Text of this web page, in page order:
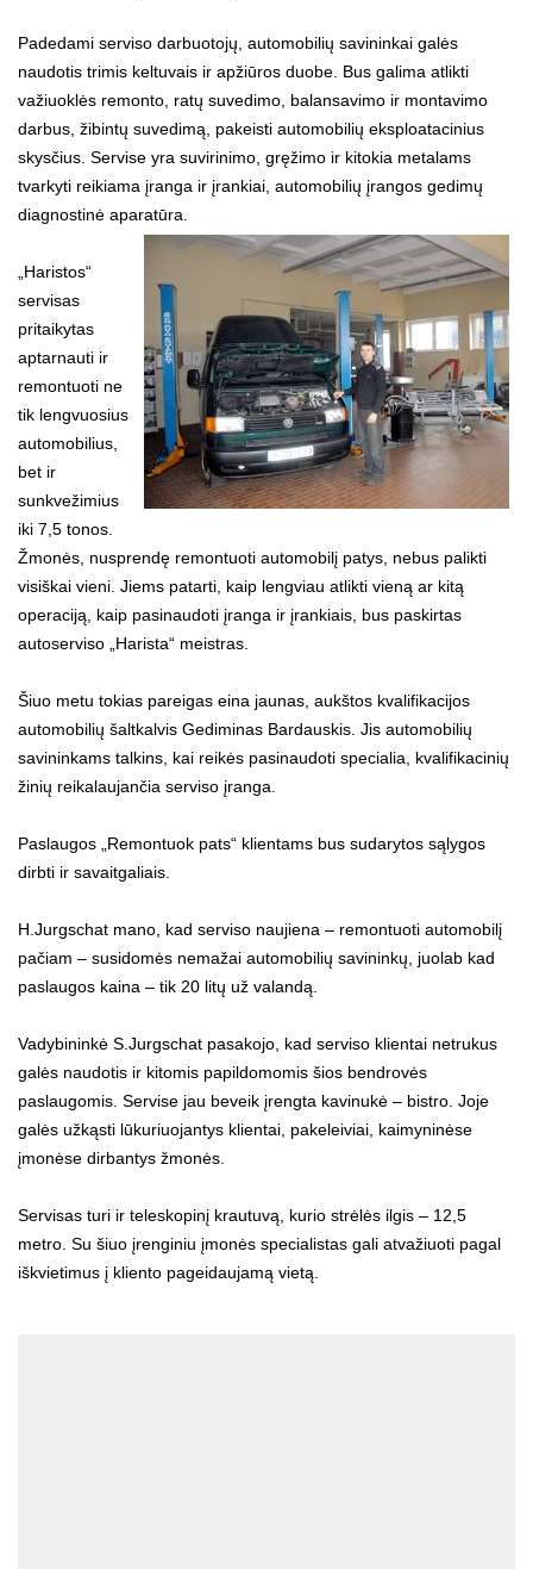
Padedami serviso darbuotojų, automobilių savininkai galės
naudotis trimis keltuvais ir apžiūros duobe. Bus galima atlikti
važiuoklės remonto, ratų suvedimo, balansavimo ir montavimo
darbus, žibintų suvedimą, pakeisti automobilių eksploatacinius
skysčius. Servise yra suvirinimo, gręžimo ir kitokia metalams
tvarkyti reikiama įranga ir įrankiai, automobilių įrangos gedimų
diagnostinė aparatūra.
„Haristos“
servisas
pritaikytas
aptarnauti ir
remontuoti ne
tik lengvuosius
automobilius,
bet ir
sunkvežimius
iki 7,5 tonos.
Žmonės, nusprendę remontuoti automobilį patys, nebus palikti
visiškai vieni. Jiems patarti, kaip lengviau atlikti vieną ar kitą
operaciją, kaip pasinaudoti įranga ir įrankiais, bus paskirtas
autoserviso „Harista“ meistras.
Šiuo metu tokias pareigas eina jaunas, aukštos kvalifikacijos
automobilių šaltkalvis Gediminas Bardauskis. Jis automobilių
savininkams talkins, kai reikės pasinaudoti specialia, kvalifikacinių
žinių reikalaujančia serviso įranga.
Paslaugos „Remontuok pats“ klientams bus sudarytos sąlygos
dirbti ir savaitgaliais.
H.Jurgschat mano, kad serviso naujiena – remontuoti automobilį
pačiam – susidomės nemažai automobilių savininkų, juolab kad
paslaugos kaina – tik 20 litų už valandą.
Vadybininkė S.Jurgschat pasakojo, kad serviso klientai netrukus
galės naudotis ir kitomis papildomomis šios bendrovės
paslaugomis. Servise jau beveik įrengta kavinukė – bistro. Joje
galės užkąsti lūkuriuojantys klientai, pakeleiviai, kaimyninėse
įmonėse dirbantys žmonės.
Servisas turi ir teleskopinį krautuvą, kurio strėlės ilgis – 12,5
metro. Su šiuo įrenginiu įmonės specialistas gali atvažiuoti pagal
iškvietimus į kliento pageidaujamą vietą.